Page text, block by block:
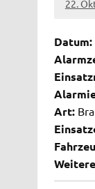
22.
Datum:
Art: